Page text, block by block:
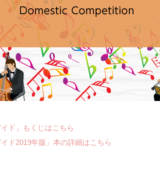
ド」もくじはこちら
ド2019年版」本の詳細はこちら